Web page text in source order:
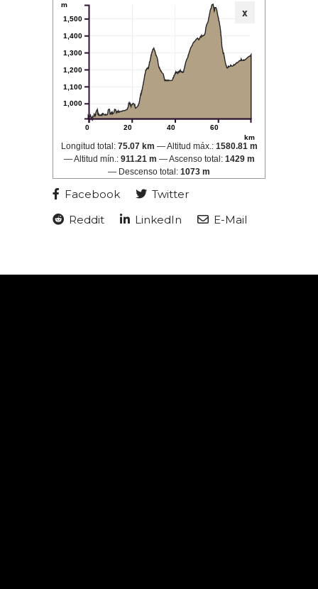
x
0 20 40 60
km
1,000
1,100
1,200
1,300
1,400
1,500
m
Longitud total: 75.07 km Altitud máx.: 1580.81 m
Altitud mín.: 911.21 m Ascenso total: 1429 m
Descenso total: 1073 m
Facebook
Twitter
Reddit
LinkedIn E-Mail